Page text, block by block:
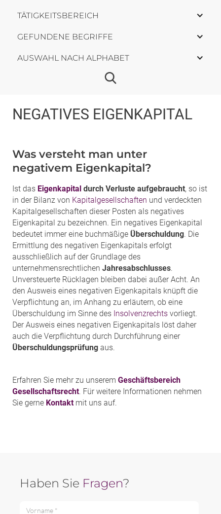
TÄTIGKEITSBEREICH
GEFUNDENE BEGRIFFE
AUSWAHL NACH ALPHABET
NEGATIVES EIGENKAPITAL
Was versteht man unter
negativem Eigenkapital?
Ist das Eigenkapital durch Verluste aufgebraucht, so ist
in der Bilanz von Kapitalgesellschaften und verdeckten
Kapitalgesellschaften dieser Posten als negatives
Eigenkapital zu bezeichnen. Ein negatives Eigenkapital
bedeutet immer eine buchmäßige Überschuldung. Die
Ermittlung des negativen Eigenkapitals erfolgt
ausschließlich auf der Grundlage des
unternehmensrechtlichen Jahresabschlusses.
Unversteuerte Rücklagen bleiben dabei außer Acht. An
den Ausweis eines negativen Eigenkapitals knüpft die
Verpflichtung an, im Anhang zu erläutern, ob eine
Überschuldung im Sinne des Insolvenzrechts vorliegt.
Der Ausweis eines negativen Eigenkapitals löst daher
auch die Verpflichtung durch Durchführung einer
Überschuldungsprüfung aus.
Erfahren Sie mehr zu unserem Geschäftsbereich
Gesellschaftsrecht. Für weitere Informationen nehmen
Sie gerne Kontaktmit uns auf.
Haben Sie Fragen?